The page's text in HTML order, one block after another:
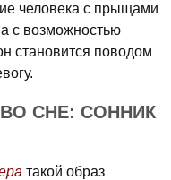
человека с прыщами
с возможностью
становится поводом
СНЕ: СОННИК
такой образ